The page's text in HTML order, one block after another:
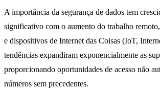
A importância da segurança de dados tem
significativo com o aumento do trabalho
e dispositivos de Internet das Coisas (IoT,
tendências expandiram exponencialmente as
proporcionando oportunidades de acesso não
números sem precedentes.